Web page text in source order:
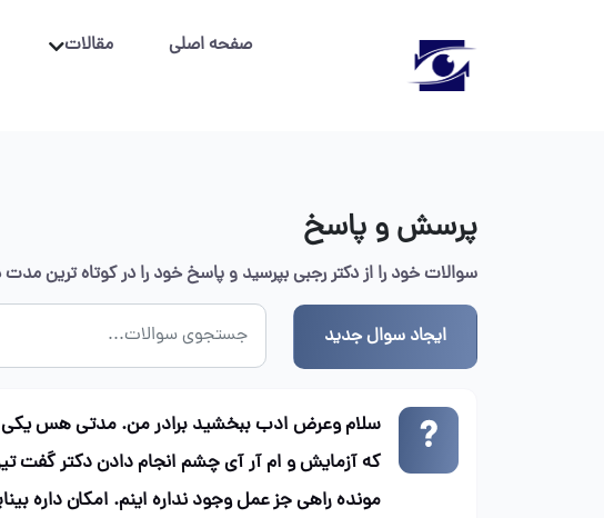
صفحه اصلی مقالات
پرسش و پاسخ
سوالات خود را از دکتر رجبی بپرسید و پاسخ خود را در کوتاه ترین مدت
ایجاد سوال جدید
سلام وعرض ادب ببخشید برادر من. مدتی هس
که آزمایش و ام آر آی چشم انجام دادن دکتر
مونده راهی جز عمل وجود نداره اینم. امکان داره